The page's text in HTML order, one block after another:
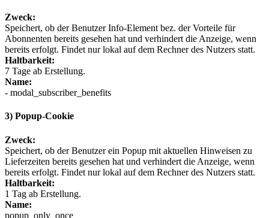
Zweck:
Speichert, ob der Benutzer Info-Element bez. der Vorteile für
Abonnenten bereits gesehen hat und verhindert die Anzeige, wenn
bereits erfolgt. Findet nur lokal auf dem Rechner des Nutzers statt.
Haltbarkeit:
7 Tage ab Erstellung.
Name:
- modal_subscriber_benefits
3) Popup-Cookie
Zweck:
Speichert, ob der Benutzer ein Popup mit aktuellen Hinweisen zu
Lieferzeiten bereits gesehen hat und verhindert die Anzeige, wenn
bereits erfolgt. Findet nur lokal auf dem Rechner des Nutzers statt.
Haltbarkeit:
1 Tag ab Erstellung.
Name:
popup_only_once